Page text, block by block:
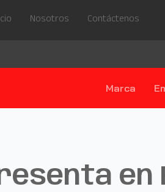
Nosotros Contáctenos
Marca
en